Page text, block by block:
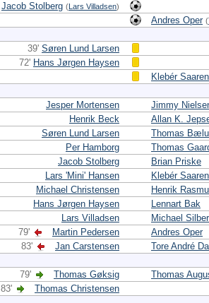
Jacob Stolberg (Lars Villadsen)
Andres Oper (
39' Søren Lund Larsen
72' Hans Jørgen Haysen
Klebér
Jesper Mortensen
Jimmy
Henrik Beck
Allan K.
Søren Lund Larsen
Thomas
Per Hamborg
Thomas
Jacob Stolberg
Brian Priske
Lars 'Mini' Hansen
Klebér
Michael Christensen
Henrik
Hans Jørgen Haysen
Lennart Bak
Lars Villadsen
Michael
79'
Martin Pedersen
Andres Oper
83'
Jan Carstensen Tore André
79' Thomas Gøksig
Thomas
83'
Thomas Christensen